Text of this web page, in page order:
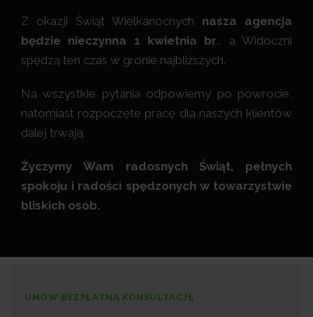
Z okazji Świąt Wielkanocnych nasza agencja
będzie nieczynna 1 kwietnia br., a Widoczni
spędzą ten czas w gronie najbliższych.
Na wszystkie pytania odpowiemy po powrocie,
natomiast rozpoczęte pracę dla naszych klientów
dalej trwają.
Życzymy Wam radosnych Świąt, pełnych
spokoju i radości spędzonych w towarzystwie
bliskich osób.
UMÓW BEZPŁATNĄ KONSULTACJĘ